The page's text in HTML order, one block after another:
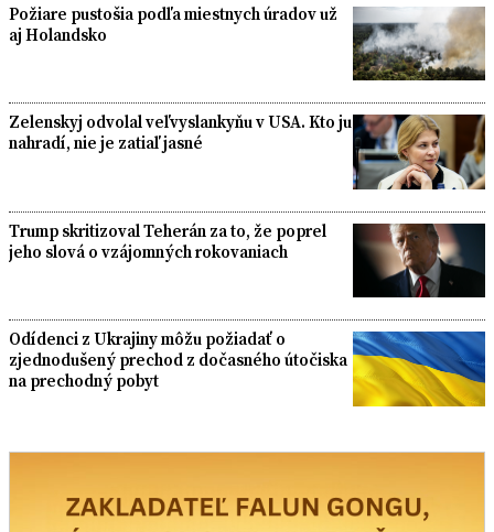
Požiare pustošia podľa miestnych úradov už
aj Holandsko
Zelenskyj odvolal veľvyslankyňu v USA. Kto ju
nahradí, nie je zatiaľ jasné
Trump skritizoval Teherán za to, že poprel
jeho slová o vzájomných rokovaniach
Odídenci z Ukrajiny môžu požiadať o
zjednodušený prechod z dočasného útočiska
na prechodný pobyt